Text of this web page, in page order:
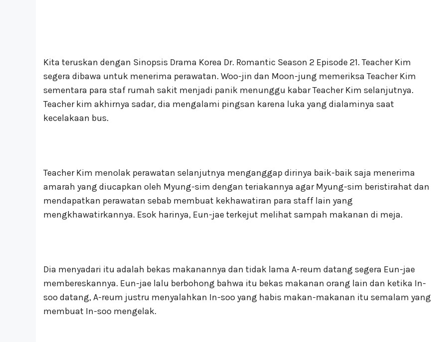
Kita teruskan dengan Sinopsis Drama Korea Dr. Romantic Season 2 Episode 21. Teacher Kim
segera dibawa untuk menerima perawatan. Woo-jin dan Moon-jung memeriksa Teacher Kim
sementara para staf rumah sakit menjadi panik menunggu kabar Teacher Kim selanjutnya.
Teacher kim akhirnya sadar, dia mengalami pingsan karena luka yang dialaminya saat
kecelakaan bus.
Teacher Kim menolak perawatan selanjutnya menganggap dirinya baik-baik saja menerima
amarah yang diucapkan oleh Myung-sim dengan teriakannya agar Myung-sim beristirahat dan
mendapatkan perawatan sebab membuat kekhawatiran para staff lain yang
mengkhawatirkannya. Esok harinya, Eun-jae terkejut melihat sampah makanan di meja.
Dia menyadari itu adalah bekas makanannya dan tidak lama A-reum datang segera Eun-jae
membereskannya. Eun-jae lalu berbohong bahwa itu bekas makanan orang lain dan ketika In-
soo datang, A-reum justru menyalahkan In-soo yang habis makan-makanan itu semalam yang
membuat In-soo mengelak.